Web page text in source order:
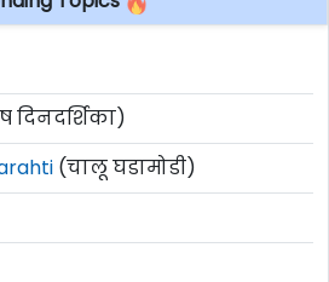
दिनदर्शिका)
(चालू घडामोडी)